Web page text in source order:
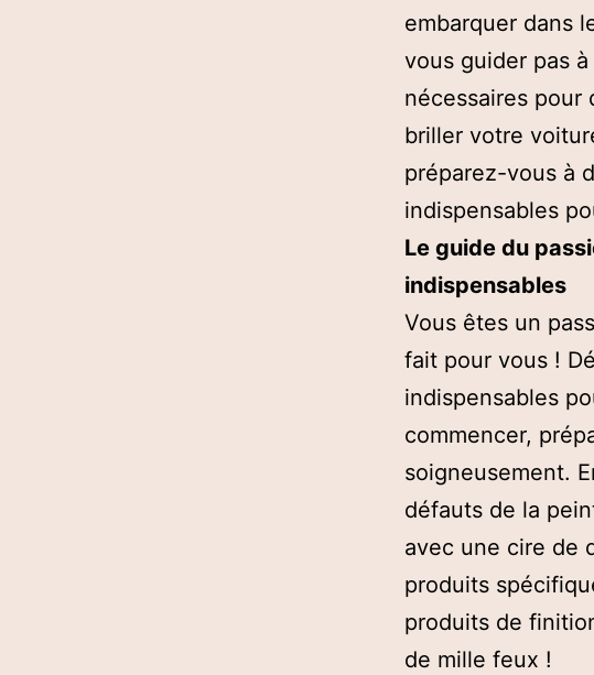
embarquer dans
vous guider pas
nécessaires pour
briller votre
préparez-vous à
indispensables
Le guide du
indispensables
Vous êtes un
fait pour vous !
indispensables
commencer,
soigneusement.
défauts de la
avec une cire de
produits
produits de
de mille feux !